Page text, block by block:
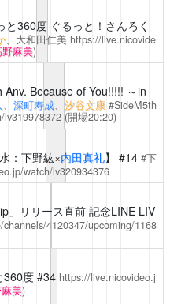
と360度ぐるっと！さんろく
、大和田仁美 https://live.nicovide
麻美)
Because of You!!!!! ～in
、 深町寿成、 汐谷文康#SideM5th
lv319978372(開場20:20)
：下野紘×内田真礼】 #14 #下
watch/lv320934376
」リリース直前 記念LINE LIV
4120347/upcoming/1168
360度#34 https://live.nicovideo.j
美)